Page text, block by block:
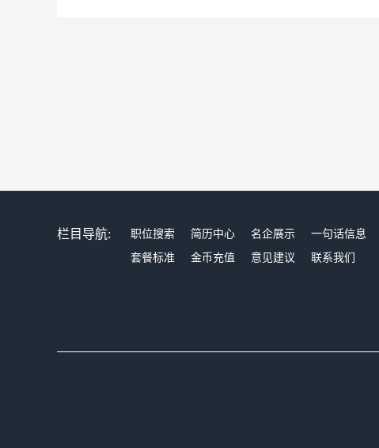
栏目导航: 职位搜索 简历中心 名企展示 一句话信息
套餐标准
金币充值 意见建议 联系我们